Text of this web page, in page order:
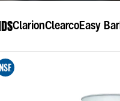
ClarionClearcoEasy Bar